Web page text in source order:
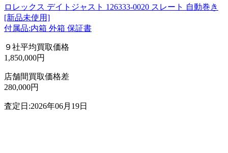
ロレックス デイトジャスト 126333-0020 スレート 自動巻き
[新品未使用]
付属品:内箱 外箱 保証書
９社平均買取価格
1,850,000円
店舗間買取価格差
280,000円
査定日:2026年06月19日